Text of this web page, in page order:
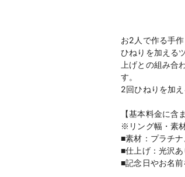
お2人で作る手作
ひねりを加える
上げとの組み合
す。
2回ひねりを加
【基本料金に含
※リング幅・素
■素材：プラチ
■仕上げ：光沢
■記念日やお名